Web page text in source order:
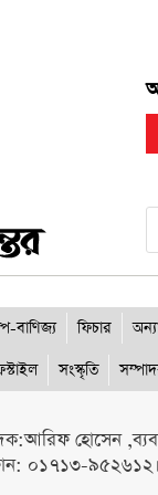
বাণিজ্য ফিচার
সংস্কৃতি
হোসেন
০১৭১৩-